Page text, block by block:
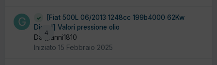
4
[Fiat 500L 06/2013 1248cc 199b4000 62Kw
Diesel] Valori pressione olio
Da gianni1810
Iniziato 15 Febbraio 2025